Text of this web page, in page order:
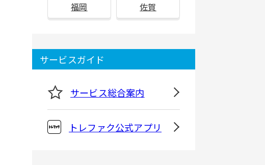
福岡 佐賀
サービスガイド
サービス総合案内
トレファク公式アプリ